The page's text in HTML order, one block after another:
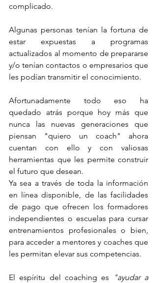
complicado.
Algunas personas tenían la fortuna de
estar expuestas a programas
actualizados al momento de prepararse
y/o tenían contactos o empresarios que
les podían transmitir el conocimiento.
Afortunadamente todo eso ha
quedado atrás porque hoy más que
nunca las nuevas generaciones que
piensan "quiero un coach" ahora
cuentan con ello y con valiosas
herramientas que les permite construir
el futuro que desean.
Ya sea a través de toda la información
en línea disponible, de las facilidades
de pago que ofrecen los formadores
independientes o escuelas para cursar
entrenamientos profesionales o bien,
para acceder a mentores y coaches que
les permitan elevar sus competencias.
El espíritu del coaching es
"ayudar a